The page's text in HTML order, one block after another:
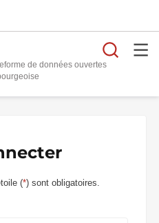
de données ouvertes
(*) sont obligatoires.